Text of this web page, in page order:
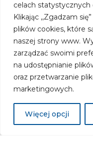
celach
Klikając ,,Zgadzam
plików cookies, które
naszej strony www.
zarządzać swoimi
na udostępnianie
oraz przetwarzanie
marketingowych.
Więcej opcji
Adres
email
Zgodnie z ustawą z
elektroniczną (Dz.U. Nr
przesyłanie newslettera
Publicznego Państwowy
Copyright 2026 by